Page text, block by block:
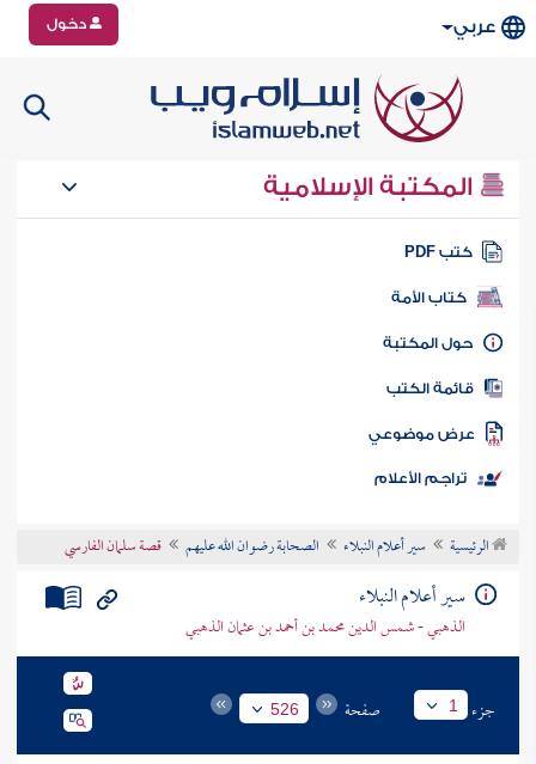
عربي دخول
المكتبة الإسلامية
كتب PDF
كتاب الأمة
المكتبة
الكتب
موضوعي
تراجم الأعلام
الرئيسية سير أعلام النبلاء الصحابة رضوان الله عليهم قصة سلمان الفارسي
سير أعلام النبلاء
الذهبي - شمس الدين محمد بن أحمد بن عثمان الذهبي
جزء 1 صفحة 526